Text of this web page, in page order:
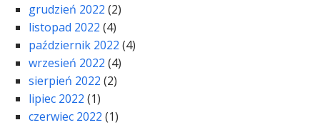
grudzień 2022 (2)
listopad 2022 (4)
październik 2022 (4)
wrzesień 2022 (4)
sierpień 2022 (2)
lipiec 2022 (1)
czerwiec 2022 (1)